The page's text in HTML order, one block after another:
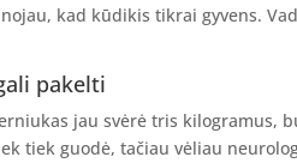
kad kūdikis tikrai gyvens.
pakelti
jau svėrė tris kilogramus,
tiek guodė, tačiau vėliau